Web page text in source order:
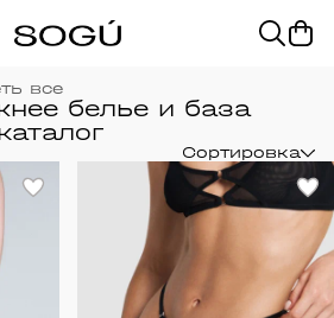
все
белье и база
Сортировка